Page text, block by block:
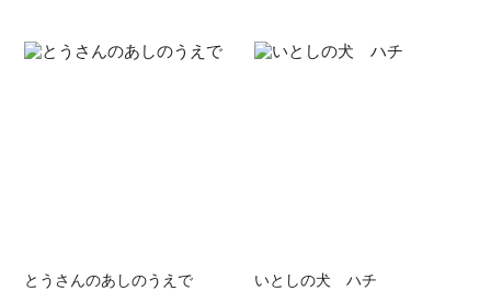
とうさんのあしのうえで いとしの犬 ハチ